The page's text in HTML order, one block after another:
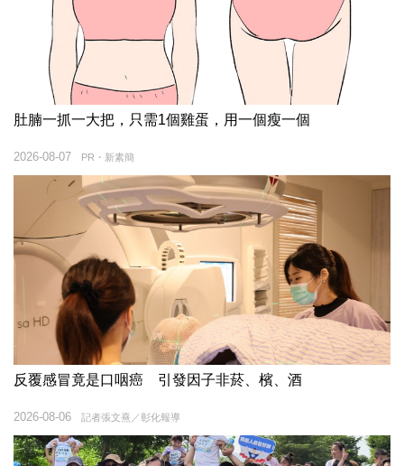
肚腩一抓一大把，只需1個雞蛋，用一個瘦一個
PR・新素簡
2026-08-07
反覆感冒竟是口咽癌 引發因子非菸、檳、酒
記者張文熹／彰化報導
2026-08-06